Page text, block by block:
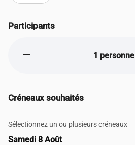
Participants
remove 1 personne
Créneaux souhaités
Sélectionnez un ou plusieurs créneaux
Samedi 8 Août